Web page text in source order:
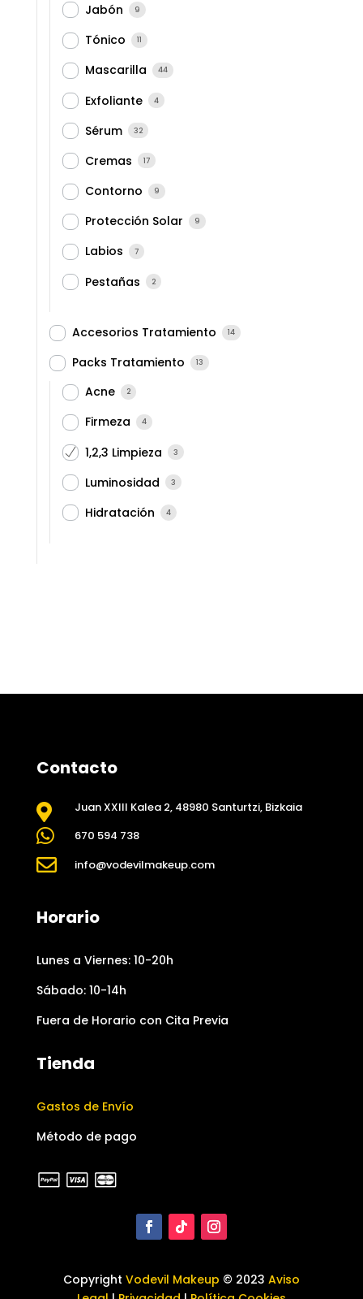
Jabón 9
Tónico 11
Mascarilla 44
Exfoliante 4
Sérum 32
Cremas 17
Contorno 9
Protección Solar 9
Labios 7
Pestañas 2
Accesorios Tratamiento 14
Packs Tratamiento 13
Acne 2
Firmeza 4
1,2,3 Limpieza 3
Luminosidad 3
Hidratación 4
Contacto
 Juan XXIII Kalea 2, 48980 Santurtzi, Bizkaia
 670 594 738
 info@vodevilmakeup.com
Horario
Lunes a Viernes: 10-20h
Sábado: 10-14h
Fuera de Horario con Cita Previa
Tienda
Gastos de Envío
Método de pago
Copyright Vodevil Makeup © 2023 Aviso